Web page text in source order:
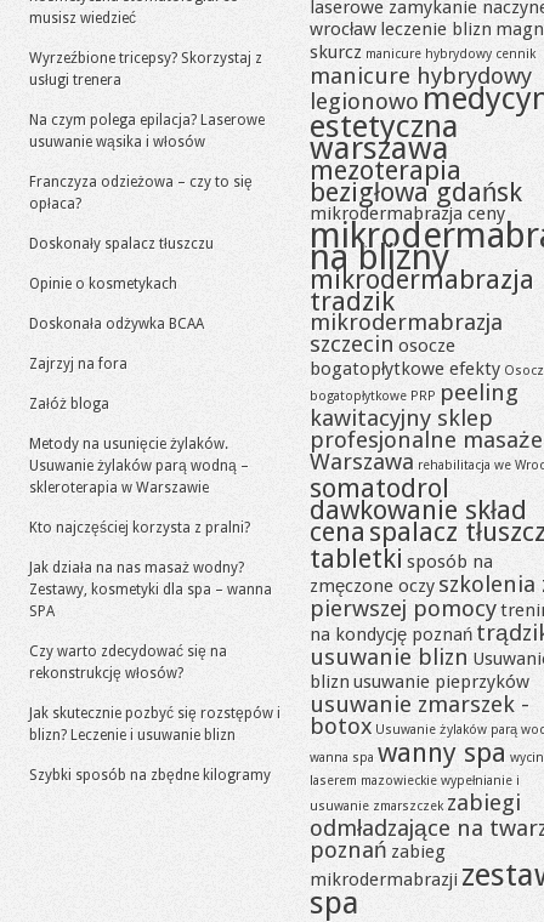
musisz wiedzieć
Wyrzeźbione tricepsy? Skorzystaj z
usługi trenera
Na czym polega epilacja? Laserowe
usuwanie wąsika i włosów
Franczyza odzieżowa – czy to się
opłaca?
Doskonały spalacz tłuszczu
Opinie o kosmetykach
Doskonała odżywka BCAA
Zajrzyj na fora
Załóż bloga
Metody na usunięcie żylaków.
Usuwanie żylaków parą wodną –
skleroterapia w Warszawie
Kto najczęściej korzysta z pralni?
Jak działa na nas masaż wodny?
Zestawy, kosmetyki dla spa – wanna
SPA
Czy warto zdecydować się na
rekonstrukcję włosów?
Jak skutecznie pozbyć się rozstępów i
blizn? Leczenie i usuwanie blizn
Szybki sposób na zbędne kilogramy
laserowe zamykanie
wrocław leczenie blizn
skurcz manicure hybrydowy cennik
manicure hybrydowy
legionowo
estetyczna
warszawa
mezoterapia
bezigłowa gdańsk
mikrodermabrazja ceny
na blizny
mikrodermabrazja
tradzik
mikrodermabrazja
szczecin osocze
bogatopłytkowe efekty
bogatopłytkowe PRP peeling
kawitacyjny sklep
profesjonalne masaże
Warszawa rehabilitacja we
somatodrol
dawkowanie skład
cena spalacz
tabletki sposób na
zmęczone oczy szkolenia
pierwszej pomocy
na kondycję poznań
usuwanie blizn
blizn usuwanie pieprzyków
usuwanie zmarszek -
botox Usuwanie żylaków parą
wanna spa wanny spa
laserem mazowieckie wypełnianie i
usuwanie zmarszczek zabiegi
odmładzające na
poznań zabieg
mikrodermabrazji
spa